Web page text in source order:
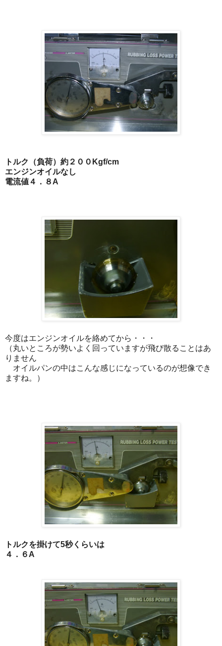
トルク（負荷）約２００Kgf/cm
エンジンオイルなし
電流値４．８A
今度はエンジンオイルを絡めてから・・・
（丸いところが勢いよく回っていますが飛び散ることはあ
りません
オイルパンの中はこんな感じになっているのが想像でき
ますね。）
トルクを掛けて5秒くらいは
４．６A